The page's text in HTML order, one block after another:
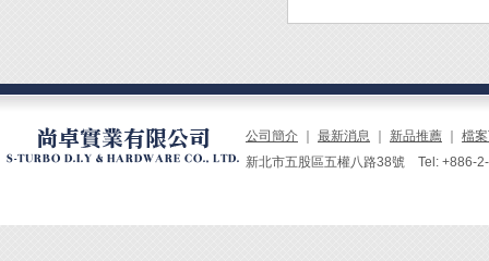
公司簡介 最新消息 新品推薦
檔
新北市五股區五權八路38號 Tel: